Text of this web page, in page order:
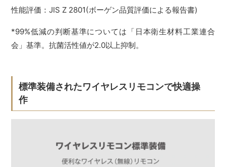
性能評価：JIS Z 2801(ボーゲン品質評価による報告書)
*99%低減の判断基準については「日本衛生材料工業連合
会」基準。抗菌活性値が2.0以上抑制。
標準装備されたワイヤレスリモコンで快適操
作